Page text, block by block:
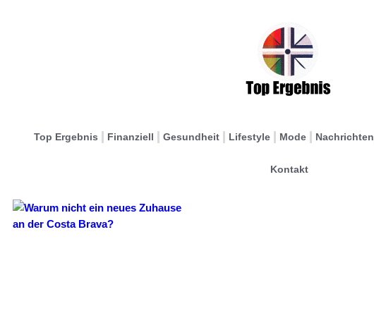
Top Ergebnis Finanziell Gesundheit Lifestyle Mode Nachrichten
Kontakt